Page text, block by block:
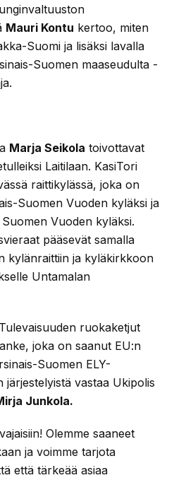
Mauri Kontu kertoo, miten
Suomi ja lisäksi lavalla
Suomen maaseudulta -
Marja Seikola toivottavat
Laitilaan. KasiTori
raittikylässä, joka on
Suomen Vuoden kyläksi ja
Vuoden kyläksi.
pääsevät samalla
kylänraittiin ja kyläkirkkoon
Untamalan
ruokaketjut
joka on saanut EU:n
Suomen ELY-
järjestelyistä vastaa Ukipolis
Junkola.
Olemme saaneet
ja voimme tarjota
että tärkeää asiaa